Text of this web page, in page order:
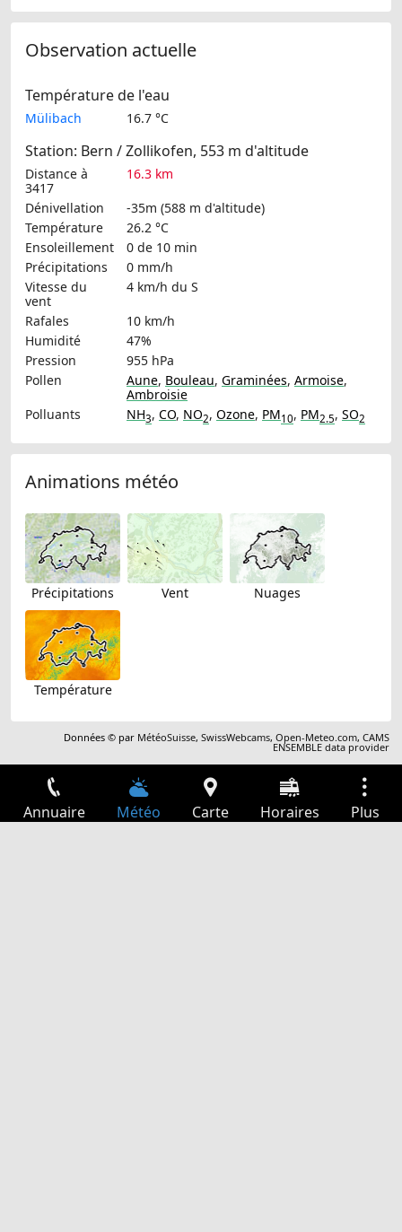
Observation actuelle
Température de l'eau
Mülibach 16.7 °C
Station: Bern / Zollikofen, 553 m d'altitude
Distance à
3417
16.3 km
Dénivellation
-35m (588 m d'altitude)
Température
26.2 °C
Ensoleillement
0 de 10 min
Précipitations
0 mm/h
Vitesse du
vent
4 km/h du S
Rafales
10 km/h
Humidité
47%
Pression
955 hPa
Pollen
Aune, Bouleau, Graminées, Armoise,
Ambroisie
Polluants
NH3, CO, NO2, Ozone, PM10, PM2.5, SO2
Animations météo
Précipitations Vent Nuages
Température
Données © par MétéoSuisse,SwissWebcams,Open-Meteo.com,CAMS
ENSEMBLE data provider
Annuaire Météo Carte Horaires Plus